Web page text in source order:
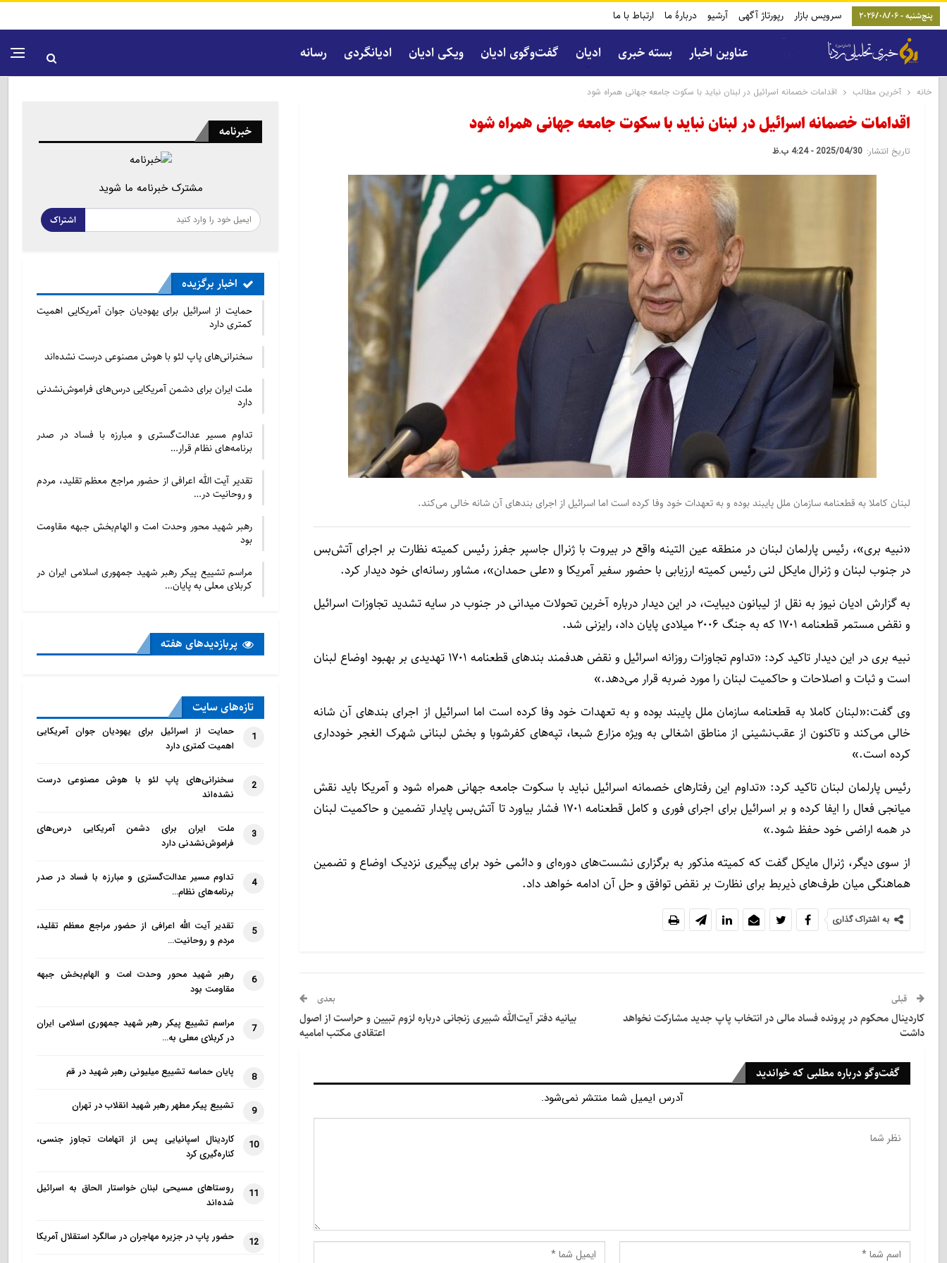
پنج‌شنبه - 2026/08/06 سرویس بازار رپورتاژ آگهی آرشیو دربارۀ ما ارتباط با ما
عناوین اخبار بسته خبری ادیان گفت‌و‌گوی ادیان ویکی ادیان ادیانگردی رسانه
خانه آخرین مطالب اقدامات خصمانه اسرائیل در لبنان نباید با سکوت جامعه جهانی همراه شود
اقدامات خصمانه اسرائیل در لبنان نباید با سکوت جامعه جهانی همراه شود
تاریخ انتشار: 2025/04/30 - 4:24 ب.ظ
لبنان کاملا به قطعنامه سازمان ملل پایبند بوده و به تعهدات خود وفا کرده است اما اسرائیل از اجرای بندهای آن شانه خالی می‌کند.
«نبیه بری»، رئیس پارلمان لبنان در منطقه عین التینه واقع در بیروت با ژنرال جاسپر جفرز رئیس کمیته نظارت بر اجرای آتش‌بس
در جنوب لبنان و ژنرال مایکل لنی رئیس کمیته ارزیابی با حضور سفیر آمریکا و «علی حمدان»، مشاور رسانه‌ای خود دیدار کرد.
به گزارش ادیان نیوز به نقل از لیبانون دیبایت، در این دیدار درباره آخرین تحولات میدانی در جنوب در سایه تشدید تجاوزات اسرائیل
و نقض مستمر قطعنامه ۱۷۰۱ که به جنگ ۲۰۰۶ میلادی پایان داد، رایزنی شد.
نبیه بری در این دیدار تاکید کرد: «تداوم تجاوزات روزانه اسرائیل و نقض هدفمند بندهای قطعنامه ۱۷۰۱ تهدیدی بر بهبود اوضاع لبنان
است و ثبات و اصلاحات و حاکمیت لبنان را مورد ضربه قرار می‌دهد.»
وی گفت:«لبنان کاملا به قطعنامه سازمان ملل پایبند بوده و به تعهدات خود وفا کرده است اما اسرائیل از اجرای بندهای آن شانه
خالی می‌کند و تاکنون از عقب‌نشینی از مناطق اشغالی به ویژه مزارع شبعا، تپه‌های کفرشوبا و بخش لبنانی شهرک الغجر خودداری
کرده است.»
رئیس پارلمان لبنان تاکید کرد: «تداوم این رفتارهای خصمانه اسرائیل نباید با سکوت جامعه جهانی همراه شود و آمریکا باید نقش
میانجی فعال را ایفا کرده و بر اسرائیل برای اجرای فوری و کامل قطعنامه ۱۷۰۱ فشار بیاورد تا آتش‌بس پایدار تضمین و حاکمیت لبنان
در همه اراضی خود حفظ شود.»
از سوی دیگر، ژنرال مایکل گفت که کمیته مذکور به برگزاری نشست‌های دوره‌ای و دائمی خود برای پیگیری نزدیک اوضاع و تضمین
هماهنگی میان طرف‌های ذیربط برای نظارت بر نقض توافق و حل آن ادامه خواهد داد.
به اشتراک گذاری
قبلی
کاردینال محکوم در پرونده فساد مالی در انتخاب پاپ جدید مشارکت نخواهد
داشت
بعدی
بیانیه دفتر آیت‌الله شبیری زنجانی درباره لزوم تبیین و حراست از اصول
اعتقادی مکتب امامیه
گفت‌وگو درباره مطلبی که خواندید
آدرس ایمیل شما منتشر نمی‌شود.
خبرنامه
مشترک خبرنامه ما شوید
اشتراک
اخبار برگزیده
حمایت از اسرائیل برای یهودیان جوان آمریکایی اهمیت
کمتری دارد
سخنرانی‌های پاپ لئو با هوش مصنوعی درست نشده‌اند
ملت ایران برای دشمن آمریکایی درس‌های فراموش‌نشدنی
دارد
تداوم مسیر عدالت‌گستری و مبارزه با فساد در صدر
برنامه‌های نظام قرار…
تقدیر آیت الله اعرافی از حضور مراجع معظم تقلید، مردم
و روحانیت در…
رهبر شهید محور وحدت امت و الهام‌بخش جبهه مقاومت
بود
مراسم تشییع پیکر رهبر شهید جمهوری اسلامی ایران در
کربلای معلی به پایان…
پربازدید‌های هفته
تازه‌‌های سایت
1
حمایت از اسرائیل برای یهودیان جوان آمریکایی
اهمیت کمتری دارد
2
سخنرانی‌های پاپ لئو با هوش مصنوعی درست
نشده‌اند
3
ملت ایران برای دشمن آمریکایی درس‌های
فراموش‌نشدنی دارد
4
تداوم مسیر عدالت‌گستری و مبارزه با فساد در صدر
برنامه‌های نظام…
5
تقدیر آیت الله اعرافی از حضور مراجع معظم تقلید،
مردم و روحانیت…
6
رهبر شهید محور وحدت امت و الهام‌بخش جبهه
مقاومت بود
7
مراسم تشییع پیکر رهبر شهید جمهوری اسلامی ایران
در کربلای معلی به…
8 پایان حماسه تشییع میلیونی رهبر شهید در قم
9 تشییع پیکر مطهر رهبر شهید انقلاب در تهران
10
کاردینال اسپانیایی پس از اتهامات تجاوز جنسی،
کناره‌گیری کرد
11
روستاهای مسیحی لبنان خواستار الحاق به اسرائیل
شده‌اند
12 حضور پاپ در جزیره مهاجران در سالگرد استقلال آمریکا